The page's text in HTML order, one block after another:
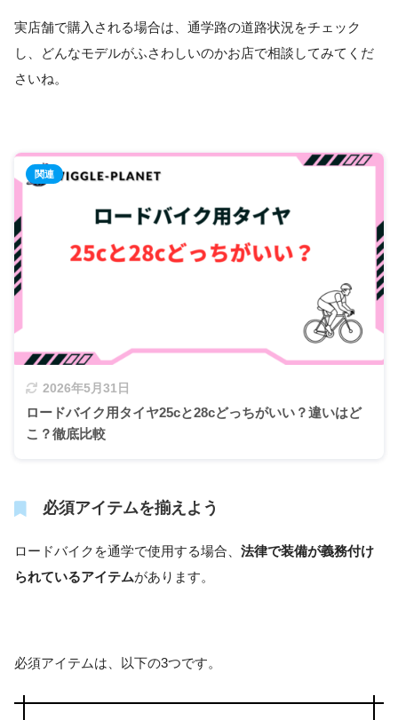
実店舗で購入される場合は、通学路の道路状況をチェック
し、どんなモデルがふさわしいのかお店で相談してみてくだ
さいね。
2026年5月31日
ロードバイク用タイヤ25cと28cどっちがいい？違いはど
こ？徹底比較
必須アイテムを揃えよう
ロードバイクを通学で使用する場合、 法律で装備が義務付け
られているアイテムがあります。
必須アイテムは、以下の3つです。